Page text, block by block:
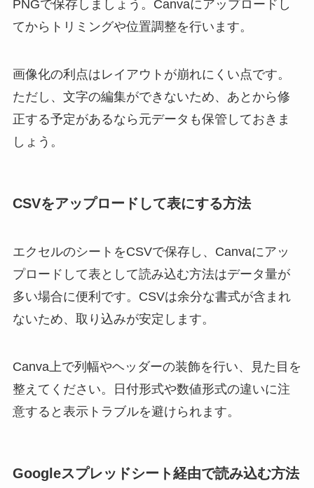
PNGで保存しましょう。Canvaにアップロードし
てからトリミングや位置調整を行います。
画像化の利点はレイアウトが崩れにくい点です。
ただし、文字の編集ができないため、あとから修
正する予定があるなら元データも保管しておきま
しょう。
CSVをアップロードして表にする方法
エクセルのシートをCSVで保存し、Canvaにアッ
プロードして表として読み込む方法はデータ量が
多い場合に便利です。CSVは余分な書式が含まれ
ないため、取り込みが安定します。
Canva上で列幅やヘッダーの装飾を行い、見た目を
整えてください。日付形式や数値形式の違いに注
意すると表示トラブルを避けられます。
Googleスプレッドシート経由で読み込む方法